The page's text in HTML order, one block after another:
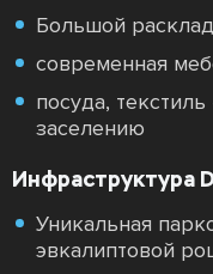
Большой
современная
посуда,
заселению
Инфраструктура
Уникальная
эвкалиптовой